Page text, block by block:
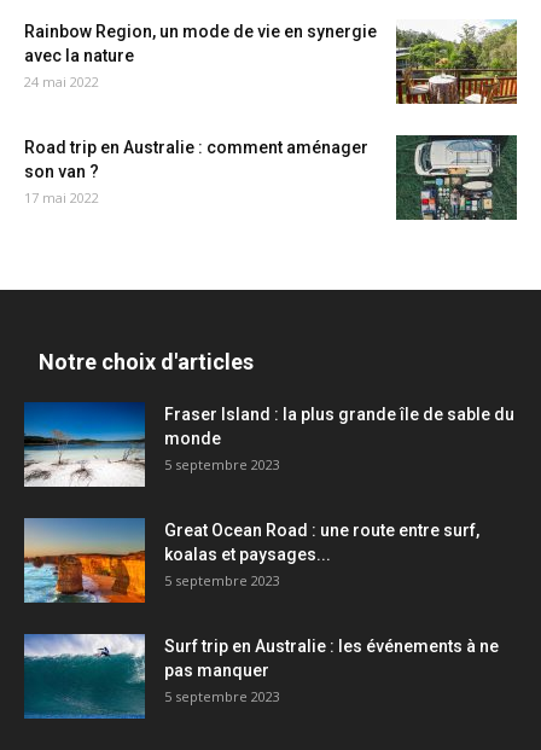
Rainbow Region, un mode de vie en synergie
avec la nature
24 mai 2022
Road trip en Australie : comment aménager
son van ?
17 mai 2022
Notre choix d'articles
Fraser Island : la plus grande île de sable du
monde
5 septembre 2023
Great Ocean Road : une route entre surf,
koalas et paysages...
5 septembre 2023
Surf trip en Australie : les événements à ne
pas manquer
5 septembre 2023